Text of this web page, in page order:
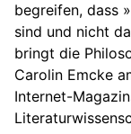
begreifen, dass
sind und nicht
bringt die
Carolin Emcke
Internet-